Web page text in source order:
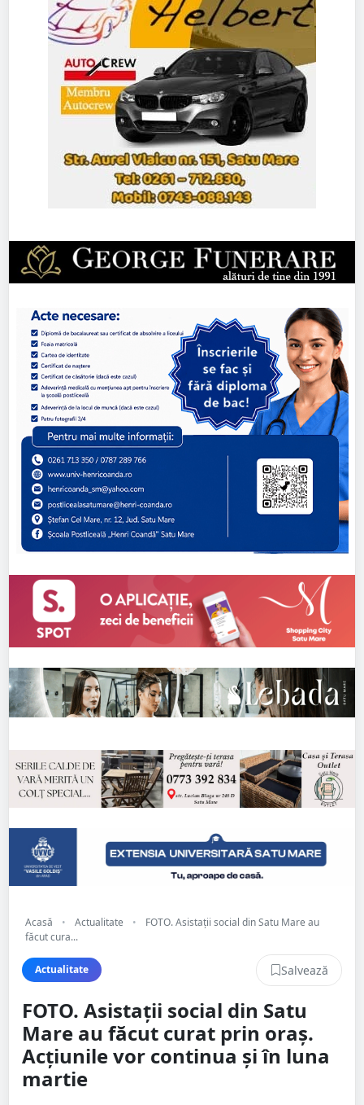
Acasă • Actualitate •
FOTO. Asistații social din Satu Mare au
făcut cura...
Actualitate Salvează
FOTO. Asistații social din Satu
Mare au făcut curat prin oraș.
Acțiunile vor continua și în luna
martie